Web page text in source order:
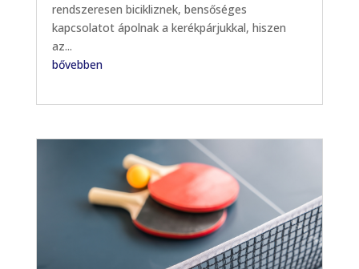
rendszeresen bicikliznek, bensőséges
kapcsolatot ápolnak a kerékpárjukkal, hiszen
az...
bővebben